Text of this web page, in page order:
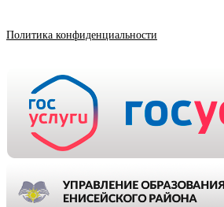
Политика конфиденциальности